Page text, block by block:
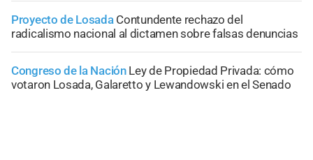
Proyecto de Losada Contundente rechazo del
radicalismo nacional al dictamen sobre falsas denuncias
Congreso de la Nación Ley de Propiedad Privada: cómo
votaron Losada, Galaretto y Lewandowski en el Senado